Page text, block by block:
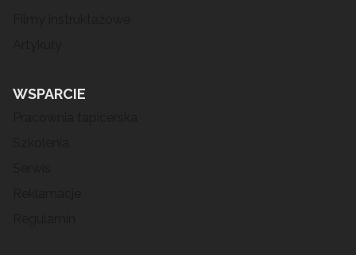
WSPARCIE